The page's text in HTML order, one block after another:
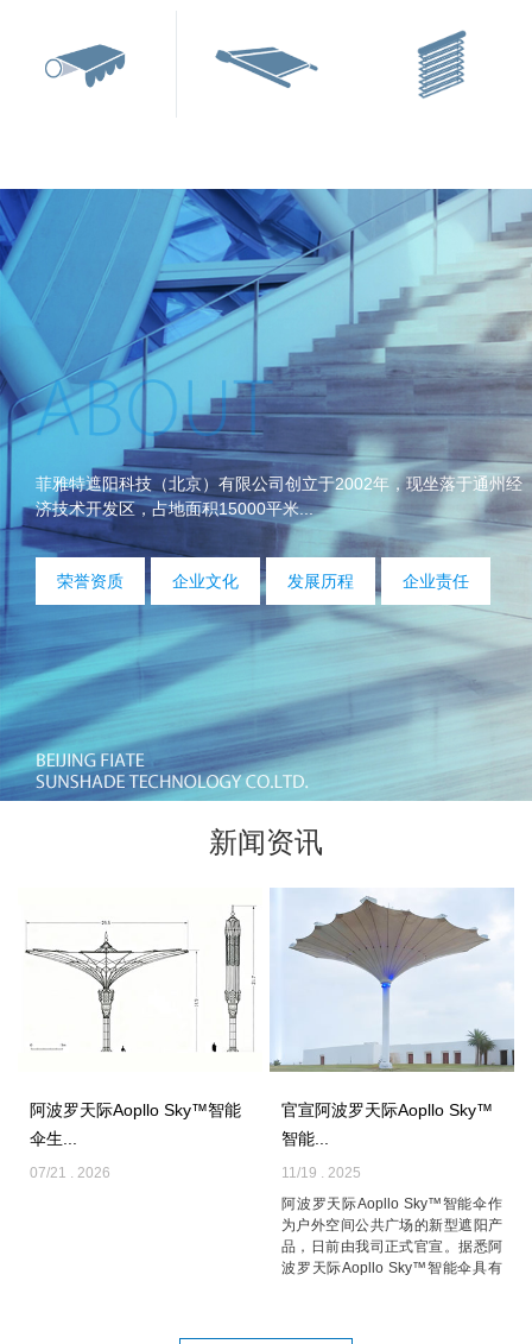
菲雅特遮阳科技（北京）有限公司创立于2002年，现坐落于通州经
济技术开发区，占地面积15000平米...
荣誉资质 企业文化 发展历程 企业责任
新闻资讯
阿波罗天际Aopllo Sky™智能
伞生...
07/21 . 2026
官宣阿波罗天际Aopllo Sky™
智能...
11/19 . 2025
阿波罗天际Aopllo Sky™智能伞作
为户外空间公共广场的新型遮阳产
品，日前由我司正式官宣。据悉阿
波罗天际Aopllo Sky™智能伞具有